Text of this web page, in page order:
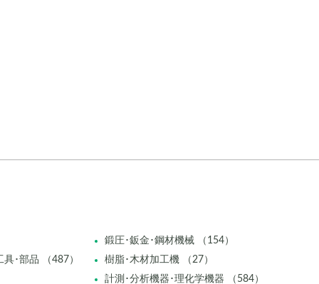
鍛圧･鈑金･鋼材機械 （154）
･部品 （487）
樹脂･木材加工機 （27）
計測･分析機器･理化学機器 （584）